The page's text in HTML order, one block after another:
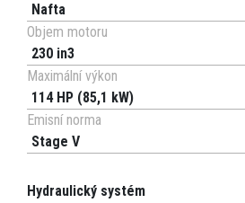
Nafta
Objem motoru
230 in3
Maximální výkon
114 HP (85,1 kW)
Emisní norma
Stage V
Hydraulický systém